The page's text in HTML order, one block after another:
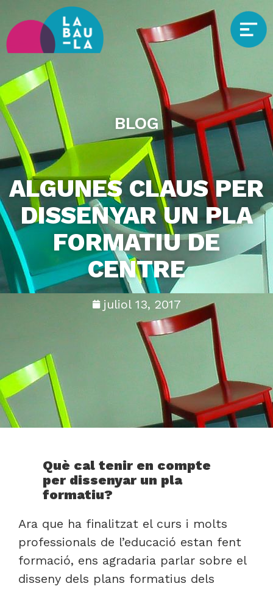
BLOG
ALGUNES CLAUS PER
DISSENYAR UN PLA
FORMATIU DE
CENTRE
juliol 13, 2017
Què cal tenir en compte
per dissenyar un pla
formatiu?
Ara que ha finalitzat el curs i molts
professionals de l’educació estan fent
formació, ens agradaria parlar sobre el
disseny dels plans formatius dels